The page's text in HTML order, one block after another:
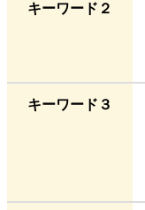
キーワード２
キーワード３